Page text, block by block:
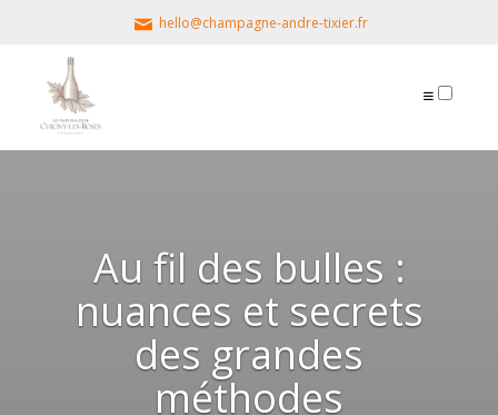
hello@champagne-andre-tixier.fr
Au fil des bulles :
nuances et secrets
des grandes
méthodes